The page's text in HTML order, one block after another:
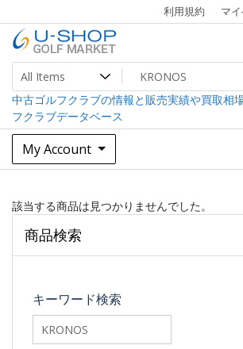
to
content
利用規約 マ
U-SHOP Golf
中古ゴルフクラブ最大級！U-SHOPゴルフマ
中古ゴルフクラブの情報と販売実績や買取相
フクラブデータベース
My Account
該当する商品は見つかりませんでした。
商品検索
キーワード検索
searchfilter_pro